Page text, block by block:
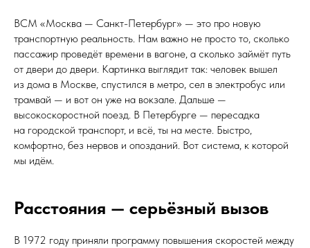
ВСМ «Москва — Санкт-Петербург» — это про новую
транспортную реальность. Нам важно не просто то, сколько
пассажир проведёт времени в вагоне, а сколько займёт путь
от двери до двери. Картинка выглядит так: человек вышел
из дома в Москве, спустился в метро, сел в электробус или
трамвай — и вот он уже на вокзале. Дальше —
высокоскоростной поезд. В Петербурге — пересадка
на городской транспорт, и всё, ты на месте. Быстро,
комфортно, без нервов и опозданий. Вот система, к которой
мы идём.
Расстояния — серьёзный вызов
В 1972 году приняли программу повышения скоростей между